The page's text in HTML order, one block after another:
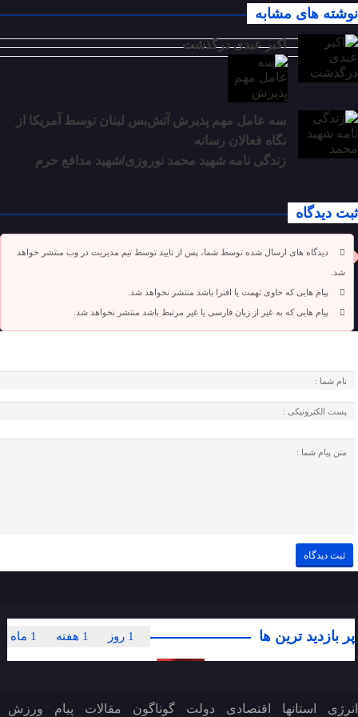
نوشته های مشابه
اکبر عبدی درگذشت
سه عامل مهم پذیرش آتش‌بس لبنان توسط آمریکا از
نگاه فعالان رسانه
زندگی نامه شهید محمد نوروزی/شهید مدافع حرم
ثبت دیدگاه
دیدگاه های ارسال شده توسط شما، پس از تایید توسط تیم مدیریت در وب منتشر خواهد
شد.
پیام هایی که حاوی تهمت یا افترا باشد منتشر نخواهد شد.
پیام هایی که به غیر از زبان فارسی یا غیر مرتبط باشد منتشر نخواهد شد.
پر بازدید ترین ها 1 ماه 1 هفته 1 روز
انرژی استانها اقتصادی دولت گوناگون مقالات پیام ورزش